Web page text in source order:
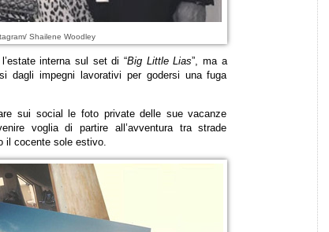
Shailene Woodley
interna sul set di “Big Little Lias”, ma a
dagli impegni lavorativi per godersi una fuga
sui social le foto private delle sue vacanze
voglia di partire all’avventura tra strade
il cocente sole estivo.